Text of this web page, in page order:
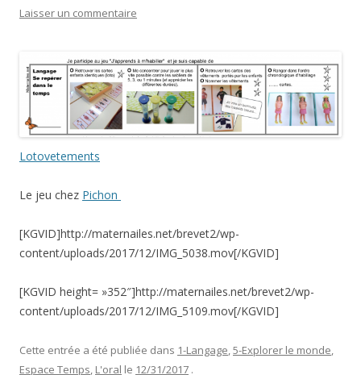
Laisser un commentaire
Lotovetements
Le jeu chez Pichon
[KGVID]http://maternailes.net/brevet2/wp-
content/uploads/2017/12/IMG_5038.mov[/KGVID]
[KGVID height= »352″]http://maternailes.net/brevet2/wp-
content/uploads/2017/12/IMG_5109.mov[/KGVID]
Cette entrée a été publiée dans 1-Langage,5-Explorer le monde,
Espace Temps, L'oral le 12/31/2017 .